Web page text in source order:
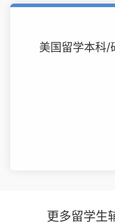
美国留学本科/
更多留学生